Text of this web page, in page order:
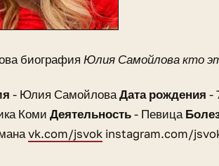
биография Юлия Самойлова кто
- Юлия СамойловаДата рождения -
Коми Деятельность - Певица
vk.com/jsvok instagram.com/